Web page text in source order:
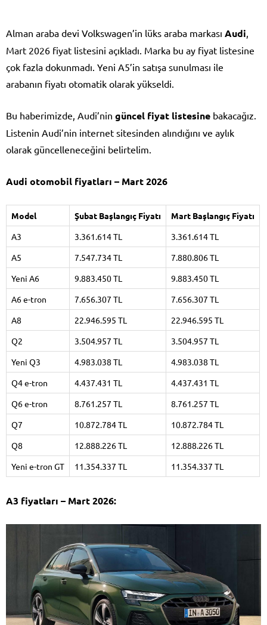
Alman araba devi Volkswagen’in lüks araba markası Audi,
Mart 2026 fiyat listesini açıkladı. Marka bu ay fiyat listesine
çok fazla dokunmadı. Yeni A5’in satışa sunulması ile
arabanın fiyatı otomatik olarak yükseldi.
Bu haberimizde, Audi’nin güncel fiyat listesine bakacağız.
Listenin Audi’nin internet sitesinden alındığını ve aylık
olarak güncelleneceğini belirtelim.
Audi otomobil fiyatları – Mart 2026
Model Şubat Başlangıç Fiyatı
Mart Başlangıç Fiyatı
A3
3.361.614 TL
3.361.614 TL
A5
7.547.734 TL
7.880.806 TL
Yeni A6
9.883.450 TL
9.883.450 TL
A6 e-tron
7.656.307 TL
7.656.307 TL
A8
22.946.595 TL
22.946.595 TL
Q2
3.504.957 TL
3.504.957 TL
Yeni Q3
4.983.038 TL
4.983.038 TL
Q4 e-tron
4.437.431 TL
4.437.431 TL
Q6 e-tron
8.761.257 TL
8.761.257 TL
Q7
10.872.784 TL
10.872.784 TL
Q8
12.888.226 TL
12.888.226 TL
Yeni e-tron GT
11.354.337 TL 11.354.337 TL
A3 fiyatları – Mart 2026: